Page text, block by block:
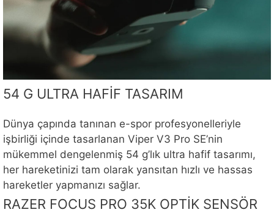
54 G ULTRA HAFİF TASARIM
Dünya çapında tanınan e-spor profesyonelleriyle
işbirliği içinde tasarlanan Viper V3 Pro SE’nin
mükemmel dengelenmiş 54 g’lık ultra hafif tasarımı,
her hareketinizi tam olarak yansıtan hızlı ve hassas
hareketler yapmanızı sağlar.
RAZER FOCUS PRO 35K OPTİK SENSÖR